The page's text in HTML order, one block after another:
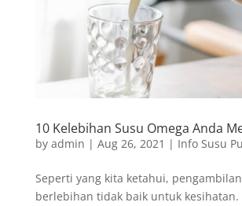
10 Kelebihan Susu Omega Anda
by admin | Aug 26, 2021 | Info Susu
Seperti yang kita ketahui,
berlebihan tidak baik untuk kesihatan.